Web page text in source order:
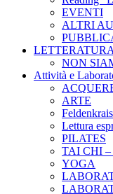
EVENTI
ALTRI
LETTERATURA
NON
Attività e
ARTE
Lettura
PILATES
TAI CHI
YOGA